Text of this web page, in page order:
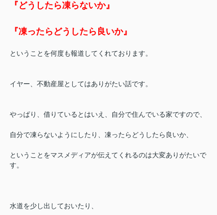
『どうしたら凍らないか』
『凍ったらどうしたら良いか』
ということを何度も報道してくれております。
イヤー、不動産屋としてはありがたい話です。
やっぱり、借りているとはいえ、自分で住んでいる家ですので、
自分で凍らないようにしたり、凍ったらどうしたら良いか、
ということをマスメディアが伝えてくれるのは大変ありがたいで
す。
水道を少し出しておいたり、